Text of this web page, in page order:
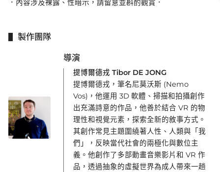
．內容涉及裸露、性暗示，請留意並斟酌觀賞．
製作團隊
導演
提博爾德戎 Tibor DE JONG
提博爾德戎，筆名尼莫沃斯 (Nemo
Vos)，他運用 3D 軟體、掃描和拍攝創作
出充滿詩意的作品，他善於結合 VR 的物
理性和視覺元素，探索全新的敘事方式。
其創作常見主題圍繞著人性、人類與「我
們」，反映當代社會的兩極化與數位主
義。他創作了多部動畫音樂影片和 VR 作
品，透過抽象的虛擬世界為成人帶來一趟